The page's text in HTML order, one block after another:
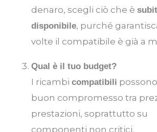
denaro, scegli ciò che è
disponibile, purché
volte il compatibile è già a
Qual è il tuo budget?
I ricambi compatibili
buon compromesso tra
prestazioni, soprattutto su
componenti non critici.